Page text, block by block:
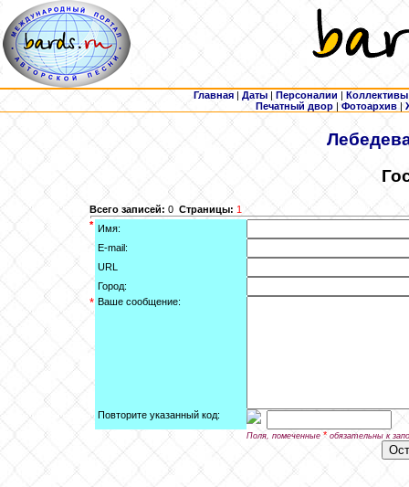
Главная | Даты | Персоналии | Коллективы
Печатный двор |Фотоархив |
Всего записей: 0 Страницы: 1
* Имя:
E-mail:
URL
Город:
* Ваше сообщение:
Повторите указанный код:
Поля, помеченные * обязательны к